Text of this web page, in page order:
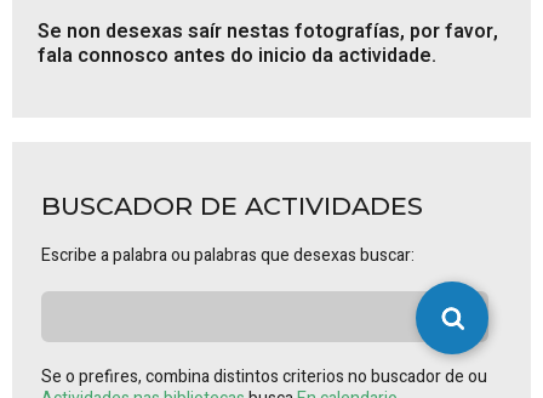
Se non desexas saír nestas fotografías, por favor,
fala connosco antes do inicio da actividade.
BUSCADOR DE ACTIVIDADES
Escribe a palabra ou palabras que desexas buscar:
Se o prefires, combina distintos criterios no buscador de ou